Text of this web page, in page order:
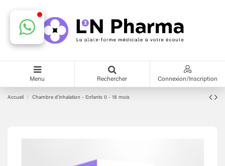
Menu Rechercher Connexion/Inscription
Accueil Chambre d'inhalation - Enfants 0 - 18 mois